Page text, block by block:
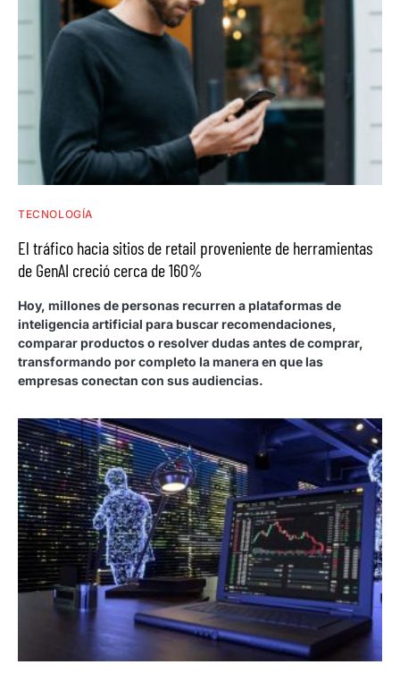
TECNOLOGÍA
El tráfico hacia sitios de retail proveniente de herramientas
de GenAI creció cerca de 160%
Hoy, millones de personas recurren a plataformas de
inteligencia artificial para buscar recomendaciones,
comparar productos o resolver dudas antes de comprar,
transformando por completo la manera en que las
empresas conectan con sus audiencias.